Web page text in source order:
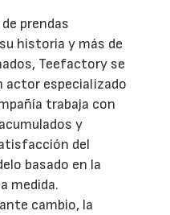
prendas
historia y más de
Teefactory se
actor especializado
trabaja con
y
del
basado en la
medida.
cambio, la